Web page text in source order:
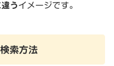
うイメージです。
索方法